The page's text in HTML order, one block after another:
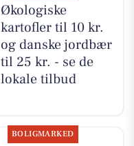
Økologiske
kartofler til 10 kr.
og danske jordbær
til 25 kr. - se de
lokale tilbud
BOLIGMARKED